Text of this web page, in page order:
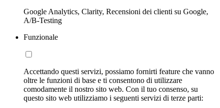
Google Analytics, Clarity, Recensioni dei clienti su Google,
A/B-Testing
Funzionale
Accettando questi servizi, possiamo fornirti feature che vanno
oltre le funzioni di base e ti consentono di utilizzare
comodamente il nostro sito web. Con il tuo consenso, su
questo sito web utilizziamo i seguenti servizi di terze parti: